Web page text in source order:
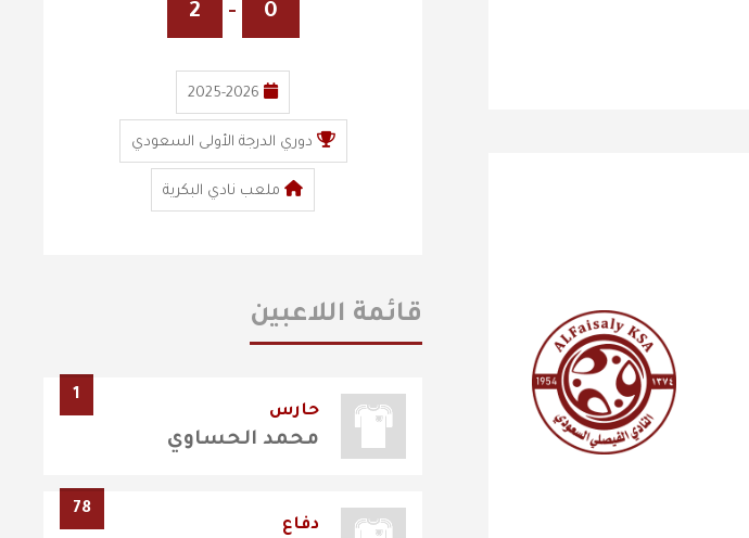
0
-
2
2025-2026
دوري الدرجة الأولى السعودي
ملعب نادي البكرية
قائمة اللاعبين
1
حارس
محمد الحساوي
78
دفاع